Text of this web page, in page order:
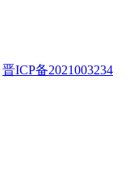
晋ICP备2021003234